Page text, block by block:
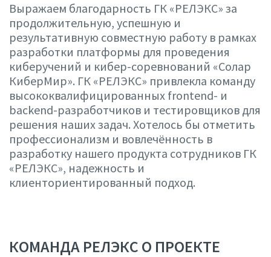
Выражаем благодарность ГК «РЕЛЭКС» за
продолжительную, успешную и
результативную совместную работу в рамках
разработки платформы для проведения
киберучений и кибер-соревнований «Солар
КиберМир». ГК «РЕЛЭКС» привлекла команду
высококвалифицированных frontend- и
backend-разработчиков и тестировщиков для
решения наших задач. Хотелось бы отметить
профессионализм и вовлечённость в
разработку нашего продукта сотрудников ГК
«РЕЛЭКС», надежность и
клиенториентированный подход.
КОМАНДА РЕЛЭКС О ПРОЕКТЕ